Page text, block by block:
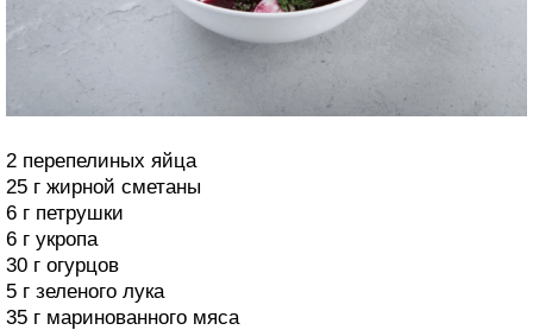
2 перепелиных яйца
25 г жирной сметаны
6 г петрушки
6 г укропа
30 г огурцов
5 г зеленого лука
35 г маринованного мяса